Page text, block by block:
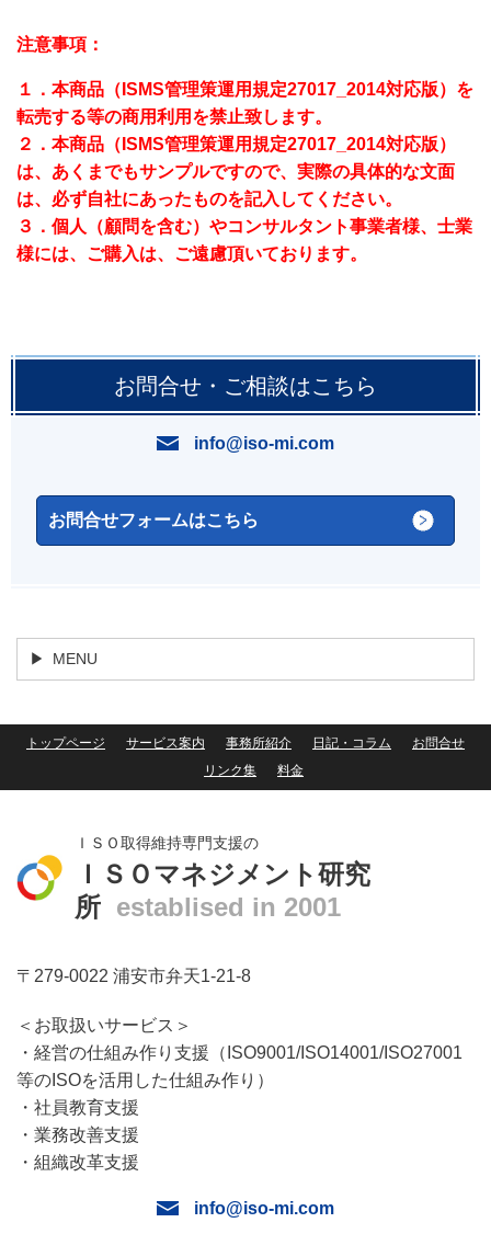
注意事項：
１．本商品（ISMS管理策運用規定27017_2014対応版）を
転売する等の商用利用を禁止致します。
２．本商品（ISMS管理策運用規定27017_2014対応版）
は、 あくまでもサンプルですので、実際の具体的な文面
は、 必ず自社にあったものを記入してください。
３．個人（顧問を含む）やコンサルタント事業者様、士業
様には、 ご購入は、ご遠慮頂いております。
お問合せ・ご相談はこちら
info@iso-mi.com
お問合せフォームはこちら
MENU
トップページ サービス案内 事務所紹介 日記・コラム
お問合せ
リンク集
料金
ＩＳＯ取得維持専門支援の
ＩＳＯマネジメント研究
所 establised in 2001
〒279-0022 浦安市弁天1-21-8
＜お取扱いサービス＞
・経営の仕組み作り支援（ISO9001/ISO14001/ISO27001
等のISOを活用した仕組み作り）
・社員教育支援
・業務改善支援
・組織改革支援
info@iso-mi.com